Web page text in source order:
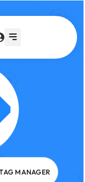
MANAGER